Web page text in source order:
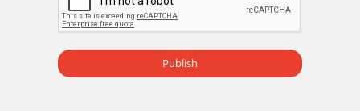
Publish